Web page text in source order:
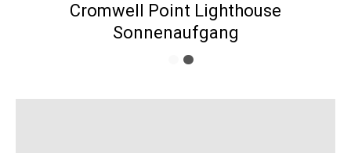
Cromwell Point Lighthouse
Sonnenaufgang